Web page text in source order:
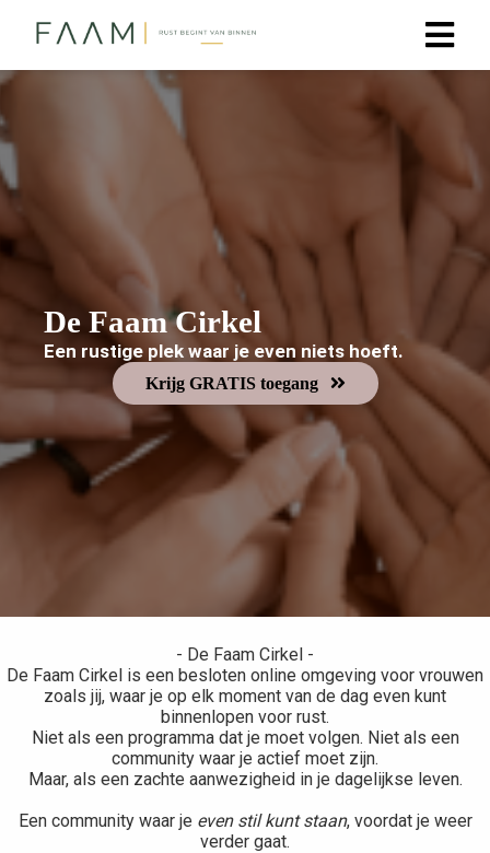
De Faam Cirkel
Een rustige plek waar je even niets hoeft.
Krijg GRATIS toegang
- De Faam Cirkel -
De Faam Cirkel is een besloten online omgeving voor vrouwen
zoals jij, waar je op elk moment van de dag even kunt
binnenlopen voor rust.
Niet als een programma dat je moet volgen. Niet als een
community waar je actief moet zijn.
Maar, als een zachte aanwezigheid in je dagelijkse leven.
Een community waar je even stil kunt staan, voordat je weer
verder gaat.
om
Ze
gebruikt
deze
om
te
van
op